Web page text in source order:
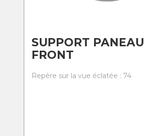
SUPPORT PANEAU
FRONT
Repère sur la vue éclatée : 74